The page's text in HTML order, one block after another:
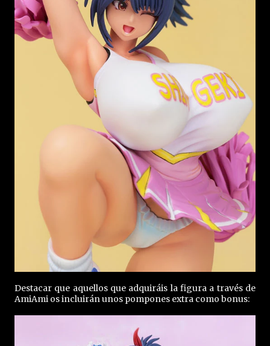
Destacar que aquellos que adquiráis la figura a través de
AmiAmi os incluirán unos pompones extra como bonus: